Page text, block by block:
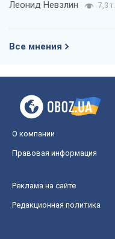
Леонид Невзлин 7,3 т.
Все мнения
О компании
Правовая информация
Реклама на сайте
Редакционная политика